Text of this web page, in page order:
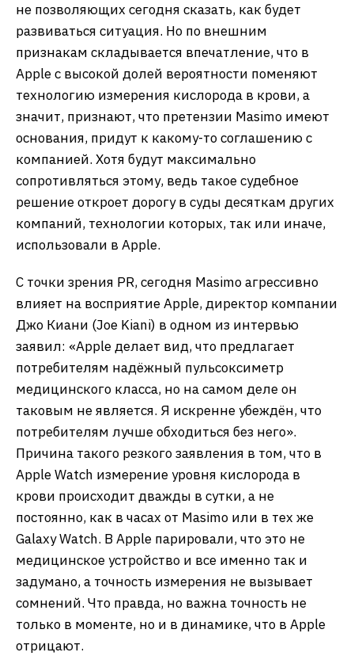
не позволяющих сегодня сказать, как будет
развиваться ситуация. Но по внешним
признакам складывается впечатление, что в
Apple с высокой долей вероятности поменяют
технологию измерения кислорода в крови, а
значит, признают, что претензии Masimo имеют
основания, придут к какому-то соглашению с
компанией. Хотя будут максимально
сопротивляться этому, ведь такое судебное
решение откроет дорогу в суды десяткам других
компаний, технологии которых, так или иначе,
использовали в Apple.
С точки зрения PR, сегодня Masimo агрессивно
влияет на восприятие Apple, директор компании
Джо Киани (Joe Kiani) в одном из интервью
заявил: «Apple делает вид, что предлагает
потребителям надёжный пульсоксиметр
медицинского класса, но на самом деле он
таковым не является. Я искренне убеждён, что
потребителям лучше обходиться без него».
Причина такого резкого заявления в том, что в
Apple Watch измерение уровня кислорода в
крови происходит дважды в сутки, а не
постоянно, как в часах от Masimo или в тех же
Galaxy Watch. В Apple парировали, что это не
медицинское устройство и все именно так и
задумано, а точность измерения не вызывает
сомнений. Что правда, но важна точность не
только в моменте, но и в динамике, что в Apple
отрицают.